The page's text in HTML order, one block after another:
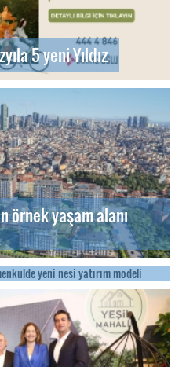
5 yeni Yıldız
örnek yaşam alanı
ile gayrimenkulde yeni